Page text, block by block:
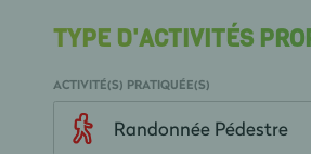
TYPE D'ACTIVITÉS
ACTIVITÉ(S) PRATIQUÉE(S)
Randonnée Pédestre